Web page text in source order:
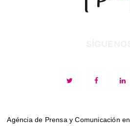
Agéncia de Prensa y Comunicación en